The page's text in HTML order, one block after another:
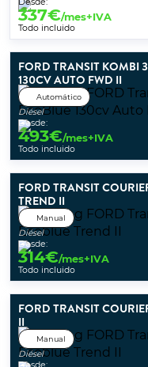
Desde:
337€/mes+IVA
Todo incluido
FORD TRANSIT KOMBI
130CV AUTO FWD II
Automático
Diésel
Desde:
493€/mes+IVA
Todo incluido
FORD TRANSIT
TREND II
Manual
Diésel
Desde:
314€/mes+IVA
Todo incluido
FORD TRANSIT
II
Manual
Diésel